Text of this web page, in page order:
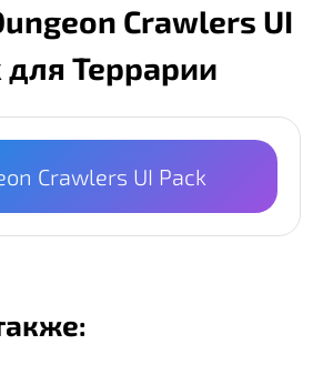
Crawlers UI
для Террарии
Crawlers UI Pack